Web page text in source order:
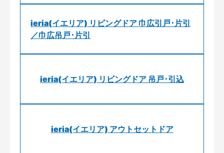
ieria(イエリア) リビングドア 巾広引戸･片引
／巾広吊戸･片引
ieria(イエリア) リビングドア 吊戸･引込
ieria(イエリア) アウトセットドア